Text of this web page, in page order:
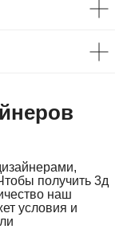
получить 3д
наш
условия и